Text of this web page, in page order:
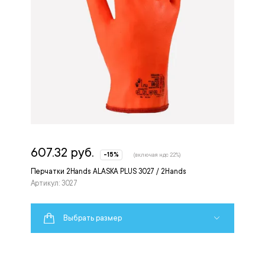
Перчатки 2Hands ALASKA PLUS 3027 / 2Hands
Артикул: 3027
607.32 руб. -15% (включая ндс 22%)
Выбрать размер